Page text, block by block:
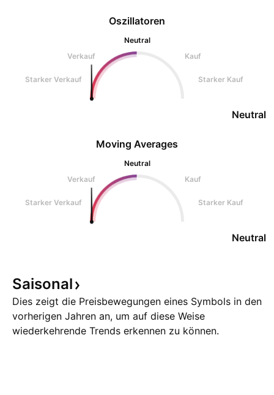
Oszillatoren
Neutral
Verkauf
Kauf
Starker Verkauf Starker Kauf
Neutral
Moving Averages
Neutral
Verkauf
Kauf
Starker Verkauf Starker Kauf
Neutral
Saisonal
Dies zeigt die Preisbewegungen eines Symbols in den
vorherigen Jahren an, um auf diese Weise
wiederkehrende Trends erkennen zu können.